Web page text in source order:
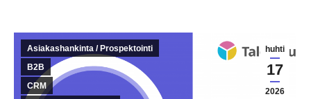
huhti
17
2026
Asiakashankinta / Prospektointi
B2B
CRM